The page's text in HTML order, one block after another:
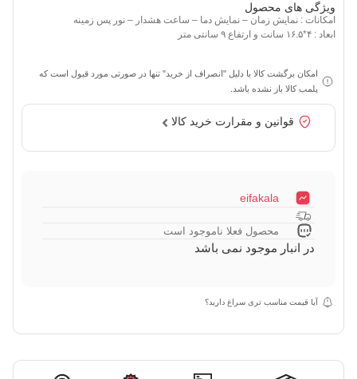
ویژگی های محصول
امکانات : نمایش زمان – نمایش دما – ساعت هشدار – نور پس زمینه
ابعاد : ۴*۱۶.۵ سانت و ارتفاع ۹ سانتی متر
امکان برگشت کالا با دلیل "انصراف از خرید" تنها در صورتی مورد قبول است که
پلمب کالا باز نشده باشد.
قوانین و مقرارت خرید کالا
eifakala
محصول فعلا ناموجود است
در انبار موجود نمی باشد
آیا قیمت مناسب تری سراغ دارید؟